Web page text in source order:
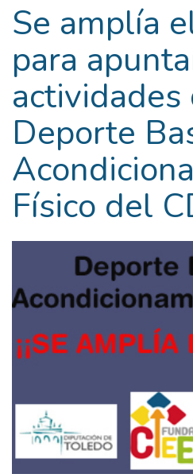
Se amplía
para
actividades
Deporte
Físico del